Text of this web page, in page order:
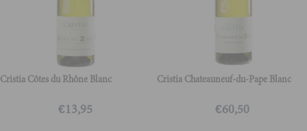
Cristia Côtes du Rhône Blanc
€13,95
Cristia Chateauneuf-du-Pape Blanc
€60,50